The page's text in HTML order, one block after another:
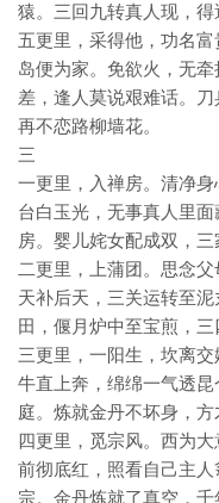
猿。三回九转真人现，得
五更里，采得他，功名
岛便为家。免欲火，无
差，逢人莫说艰难话。
再不恋路柳墙花。
三
一更里，入禅房。清净
台白玉光，无事真人里
房。婴儿姹女配成双，三
二更里，上蒲团。思念
天补后天，三关运转至
田，偃月炉中至宝煎，三
三更里，一阳生，坎离
牛直上奔，绵绵一气透
庭。炼就金丹不坏身，方
四更里，觅宗风。西为
前彻底红，照看自己主
宗。金丹炼就了真空，千